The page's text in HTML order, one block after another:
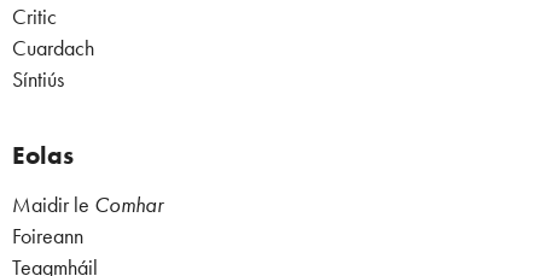
Critic
Cuardach
Síntiús
Eolas
Maidir le Comhar
Foireann
Teagmháil